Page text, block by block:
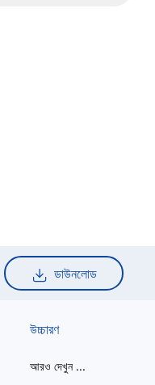
ডাউনলোড
উচ্চারণ
আরও দেখুন...